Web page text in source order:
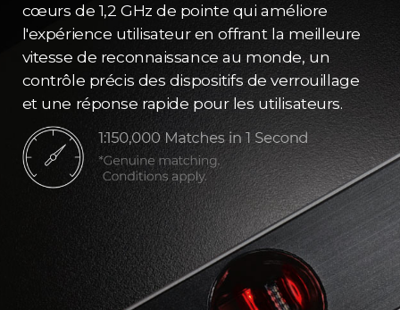
cœurs de 1,2 GHz de pointe qui améliore
l'expérience utilisateur en offrant la meilleure
vitesse de reconnaissance au monde, un
contrôle précis des dispositifs de verrouillage
et une réponse rapide pour les utilisateurs.